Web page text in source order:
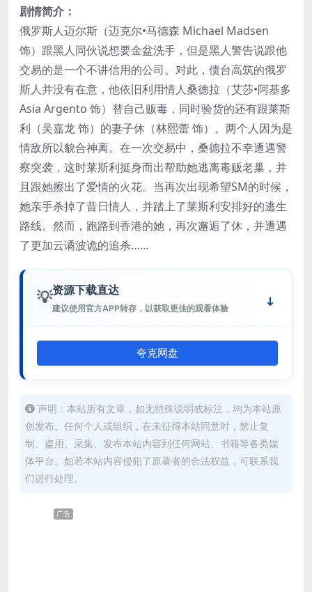
剧情简介：
俄罗斯人迈尔斯（迈克尔•马德森 Michael Madsen
饰）跟黑人同伙说想要金盆洗手，但是黑人警告说跟他
交易的是一个不讲信用的公司。对此，债台高筑的俄罗
斯人并没有在意，他依旧利用情人桑德拉（艾莎•阿基多
Asia Argento 饰）替自己贩毒，同时验货的还有跟莱斯
利（吴嘉龙 饰）的妻子休（林熙蕾 饰）。两个人因为是
情敌所以貌合神离。在一次交易中，桑德拉不幸遭遇警
察突袭，这时莱斯利挺身而出帮助她逃离毒贩老巢，并
且跟她擦出了爱情的火花。当再次出现希望SM的时候，
她亲手杀掉了昔日情人，并踏上了莱斯利安排好的逃生
路线。然而，跑路到香港的她，再次邂逅了休，并遭遇
了更加云谲波诡的追杀……
💡资源下载直达
建议使用官方APP转存，以获取更佳的观看体验
夸克网盘
声明：本站所有文章，如无特殊说明或标注，均为本站原
创发布。任何个人或组织，在未征得本站同意时，禁止复
制、盗用、采集、发布本站内容到任何网站、书籍等各类媒
体平台。如若本站内容侵犯了原著者的合法权益，可联系我
们进行处理。
广告